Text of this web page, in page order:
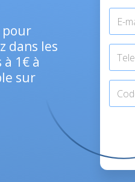
pour
dans les
1€ à
sur